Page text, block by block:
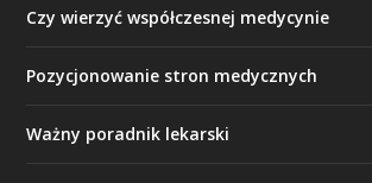
Czy wierzyć współczesnej medycynie
Pozycjonowanie stron medycznych
Ważny poradnik lekarski